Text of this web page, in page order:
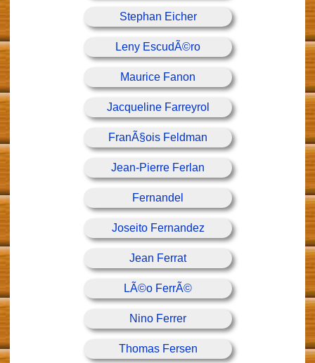
Stephan Eicher
Leny EscudÃ©ro
Maurice Fanon
Jacqueline Farreyrol
FranÃ§ois Feldman
Jean-Pierre Ferlan
Fernandel
Joseito Fernandez
Jean Ferrat
LÃ©o FerrÃ©
Nino Ferrer
Thomas Fersen